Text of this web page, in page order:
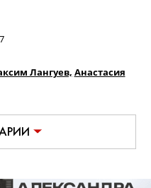
Лангуев, Анастасия